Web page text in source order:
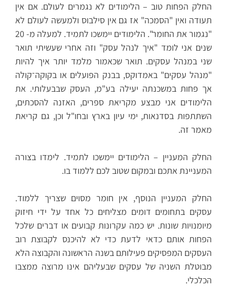
החלק הפחות טוב – הלימודים לא נגמרים לעולם. אם אין
תעודה ואין "הסמכה" אז גם אין סילבוס ולמעשה לעולם לא
"נגמור את החומר". הלימודים יימשכו לתמיד. למעלה מ- 20
שנים אני לומד "איך לנהל עסק" וזה אחרי שעשיתי תואר
שני במנהל עסקים. תואר שכאמור מלמד יותר איך להיות
"מנהל עסקים" באמדוקס, בבנק הפועלים או בקוקה־קולה
אך פחות במשכנתה יעילה בע"מ, העסק שבבעלותי. את
הלימודים אני מבצע מקריאת ספרים, האזנה להסכתים,
השתתפות בסדנאות, ימי עיון בארץ ובחו"ל וכן, גם קריאת
מאמר זה.
החלק המעניין – הלימודים יימשכו לתמיד. לימדו בצורה
המעניינת אתכם ובמקום שטוב לכם ללמוד בו.
החלק המעניין הנוסף, אין חומר מסוים שצריך ללמוד.
עסקים בתחומים דומים מצליחים כל אחד על ידי חיזוק
מיומנויות שונות. יש כמה עקרונות קבועים או דברים שלכל
הפחות אותם כדאי לדעת כדי לא להיכנס לקבוצת רוב
העסקים המפסיקים פעילותם בשנה הראשונה והקבוצה הלא
מבוטלת השניה של עסקים שבעליהם אינו מרוצה ממצבו
הכלכלי.